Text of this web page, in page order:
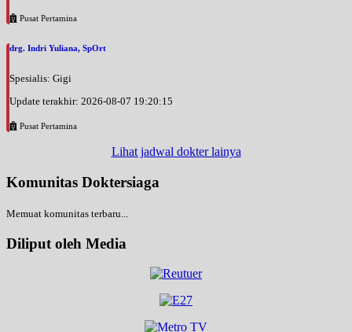
Pusat Pertamina
drg. Indri Yuliana, SpOrt
Spesialis: Gigi
Update terakhir: 2026-08-07 19:20:15
Pusat Pertamina
Lihat jadwal dokter lainya
Komunitas Doktersiaga
Memuat komunitas terbaru...
Diliput oleh Media